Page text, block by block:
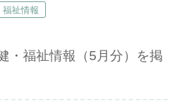
福祉情報
・福祉情報（5月分）を掲